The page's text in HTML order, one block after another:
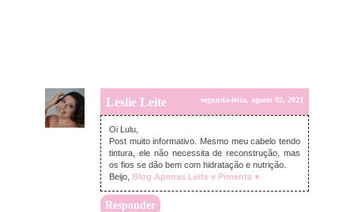
Leslie Leite segunda-feira, agosto 02, 2021
Oi Lulu,
Post muito informativo. Mesmo meu cabelo tendo
tintura, ele não necessita de reconstrução, mas
os fios se dão bem com hidratação e nutrição.
Beijo, Blog Apenas Leite e Pimenta ♥
Responder